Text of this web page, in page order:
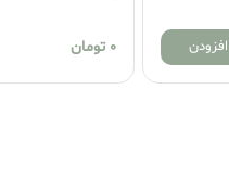
تومان